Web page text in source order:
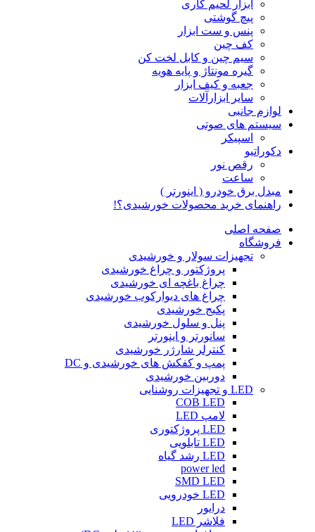
ابزار لحیم کاری
پیچ گوشتی
پنس و ست ابزار
کف چین
سیم چین و کابل لخت کن
گیره مونتاژ و پایه هویه
جعبه و کیف ابزار
سایر ابزارآلات
لوازم جانبی
سیستم های صوتی
اسپیکر
دکوراتیو
رقص نور
ساعت
مبدل برق خودرو ( اینورتر )
راهنمای خرید محصولات خورشیدی؟!
صفحه اصلی
فروشگاه
تجهیزات سولار و خورشیدی
پروژکتور و چراغ خورشیدی
چراغ باغچه ای خورشیدی
چراغ های دیوارکوب خورشیدی
پکیج خورشیدی
پنل و سلول خورشیدی
سانورتر و اینورتر
کنترلر شارژر خورشیدی
پمپ و کفکش های خورشیدی و DC
دوربین خورشیدی
LED و تجهیزات روشنایی
COB LED
لامپ LED
LED پروژکتوری
LED تابلویی
LED رشد گیاه
power led
SMD LED
LED خودرویی
درایور
فلاشر LED